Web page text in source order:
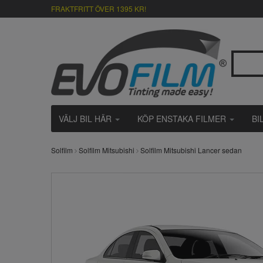
FRAKTFRITT ÖVER 1395 KR!
VÄLJ BIL HÄR KÖP ENSTAKA FILMER
Solfilm Solfilm Mitsubishi Solfilm Mitsubishi Lancer sedan